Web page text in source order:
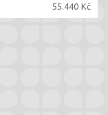
55.440 Kč